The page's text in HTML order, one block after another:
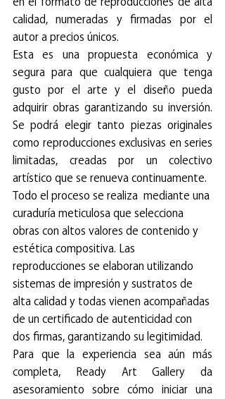
calidad, numeradas y firmadas por el
autor a precios únicos.
Esta es una propuesta económica y
segura para que cualquiera que tenga
gusto por el arte y el diseño pueda
adquirir obras garantizando su inversión.
Se podrá elegir tanto piezas originales
como reproducciones exclusivas en series
limitadas, creadas por un colectivo
artístico que se renueva continuamente.
Todo el proceso se realiza  mediante una
curaduría meticulosa que selecciona
obras con altos valores de contenido y
estética compositiva. Las
reproducciones se elaboran utilizando
sistemas de impresión y sustratos de
alta calidad y todas vienen acompañadas
de un certificado de autenticidad con
dos firmas, garantizando su legitimidad.
Para que la experiencia sea aún más
completa, Ready Art Gallery da
asesoramiento sobre cómo iniciar una